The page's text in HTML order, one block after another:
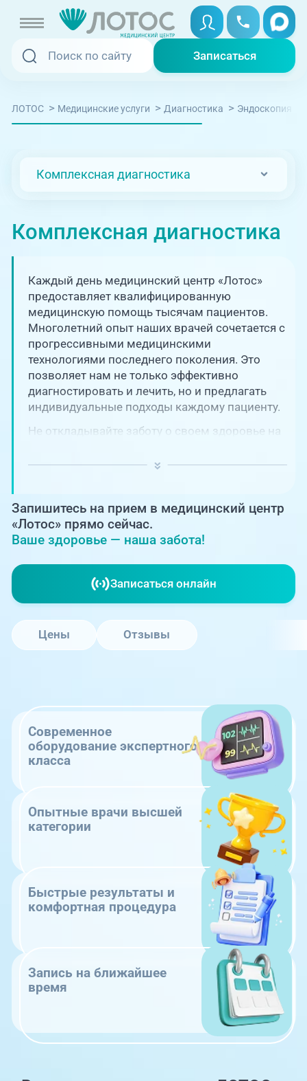
Записаться
Записаться
Услуги и цены
Отзывы
Адреса клиник
О клинике
Блог врачей
Новости
+7 (351) 220-00-03
Записаться онлайн
Вызвать скорую
Медицина на дому
Телемедицина
+7 (351) 220-00-03
Единая справочная служба,
запись на прием
+7 (351) 220-03-03
Центр амбулаторной
онкологической помощи
+7 (7142) 927-003
ЛОТОС > Медицинские услуги > Диагностика > Эндоскопия
Комплексная диагностика
Комплексная диагностика
Каждый день медицинский центр «Лотос»
предоставляет квалифицированную
медицинскую помощь тысячам пациентов.
Многолетний опыт наших врачей сочетается с
прогрессивными медицинскими
технологиями последнего поколения. Это
позволяет нам не только эффективно
диагностировать и лечить, но и предлагать
индивидуальные подходы каждому пациенту.
Не откладывайте заботу о своем здоровье на
ключевую роль в поддержании вашего
Запишитесь на прием в медицинский центр
«Лотос» прямо сейчас.
Ваше здоровье — наша забота!
Записаться онлайн
Цены Отзывы
Современное
оборудование экспертного
класса
Опытные врачи высшей
категории
Быстрые результаты и
комфортная процедура
Запись на ближайшее
время